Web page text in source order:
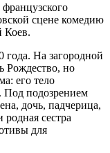
сцене комедию
Коев.
года. На загородной
Рождество, но
его тело
Под подозрением
дочь, падчерица,
сестра
для